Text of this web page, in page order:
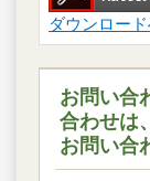
ダウンロー
お問い合
合わせは
お問い合